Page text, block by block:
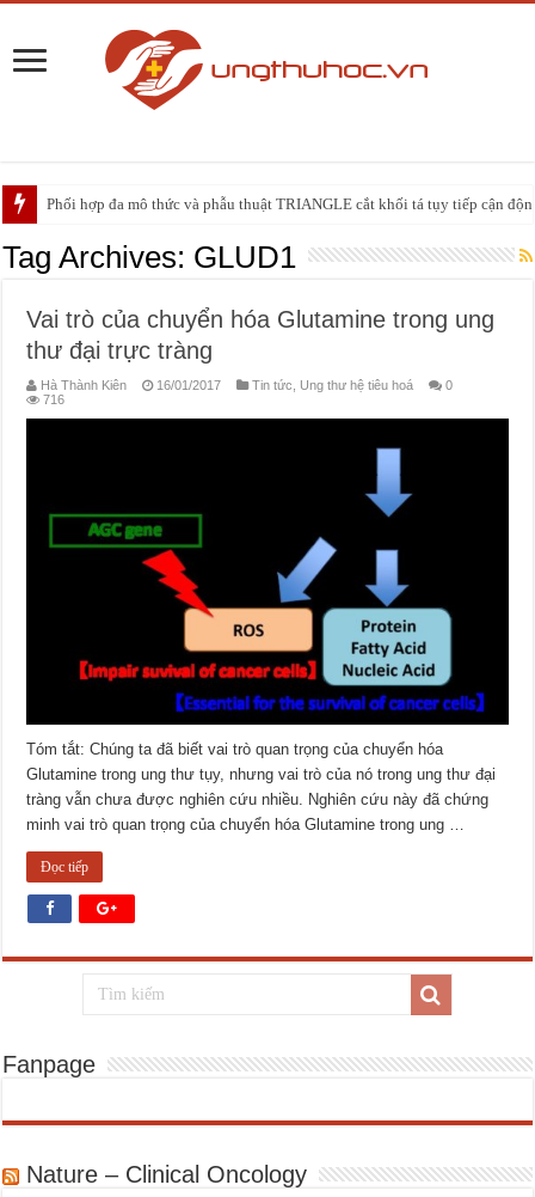
Phối hợp đa mô thức và phẫu thuật TRIANGLE cắt khối tá tụy tiếp cận
PHẪU THUẬT NEUHAUS: GIẢI PHÁP ĐIỀU TRỊ TRIỆT CĂN CHO UNG
Tag Archives: GLUD1
Vai trò của chuyển hóa Glutamine trong ung
thư đại trực tràng
Hà Thành Kiên 16/01/2017 Tin tức Ung thư hệ tiêu hoá
0
716
Tóm tắt: Chúng ta đã biết vai trò quan trọng của chuyển hóa
Glutamine trong ung thư tụy, nhưng vai trò của nó trong ung thư đại
tràng vẫn chưa được nghiên cứu nhiều. Nghiên cứu này đã chứng
minh vai trò quan trọng của chuyển hóa Glutamine trong ung …
Đọc tiếp
Fanpage
Nature – Clinical Oncology